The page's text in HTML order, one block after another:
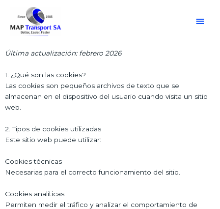
contenido
Última actualización: febrero 2026
1. ¿Qué son las cookies?
Las cookies son pequeños archivos de texto que se
almacenan en el dispositivo del usuario cuando visita un sitio
web.
2. Tipos de cookies utilizadas
Este sitio web puede utilizar:
Cookies técnicas
Necesarias para el correcto funcionamiento del sitio.
Cookies analíticas
Permiten medir el tráfico y analizar el comportamiento de